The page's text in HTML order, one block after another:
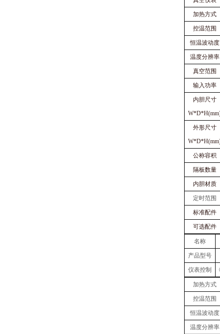
加热方式
控温范围
恒温波动度
温度分辨率
真空范围
输入功率
内胆尺寸
外形尺寸
公称容积
隔板数量
内胆材质
定时范围
标准配件
可选配件
名称
产品型号
仪表控制
加热方式
控温范围
恒温波动度
温度分辨率